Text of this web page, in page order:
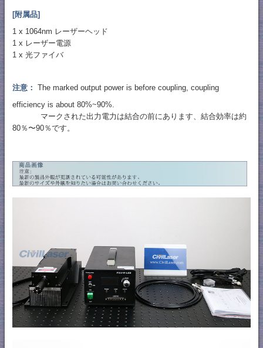
[附属品]
1 x 1064nm レーザーヘッド
1 x レーザー電源
1 x 光ファイバ
注意： The marked output power is before coupling, coupling
efficiency is about 80%~90%.
マークされた出力電力は結合の前にあります、結合効率は約
80％〜90％です。